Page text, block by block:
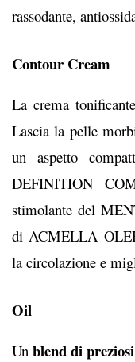
rassodante,
Contour Cream
La crema
Lascia la pelle
un aspetto
DEFINITION
stimolante del
di ACMELLA
la circolazione e
Oil
Unblend di